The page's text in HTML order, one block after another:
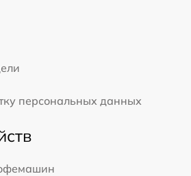
персональных данных